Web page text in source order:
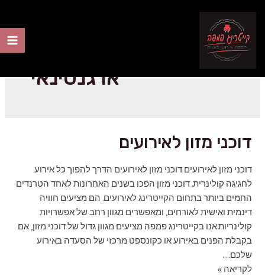
ארגנטינאי
דוכני מזון לאירועים
דוכני מזון לאירועים דוכני מזון לאירועים הדרך להפוך כל אירוע
לחגיגה קולינרית. דוכני מזון הפכו בשנים האחרונות לאחד הטרנדים
החמים ביותר בתחום הקייטרינג לאירועים. הם מציעים חוויה
דינמית ואישית לאורחים, ומאפשרים מגוון רחב של אפשרויות
קולינריות.אנו בקייטרינג פמפה מציעים מגוון גדול של דוכני מזון, אם
בקבלת הפנים באירוע או כקונספט מרכזי של הסעדה באירוע
שלכם. …
דוכני
לקריאה »